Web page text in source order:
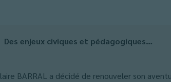
Des enjeux civiques et pédagogiques…
BARRAL a décidé de renouveler son